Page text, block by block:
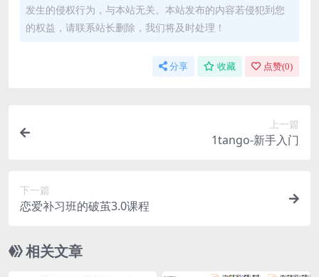
发生的侵权行为，与本站无关。本站发布的内容若侵犯到您
的权益，请联系站长删除，我们将及时处理！
分享 收藏 点赞(0)
上一篇
1tango-新手入门
下一篇
恋爱补习班的破茧3.0课程
相关文章